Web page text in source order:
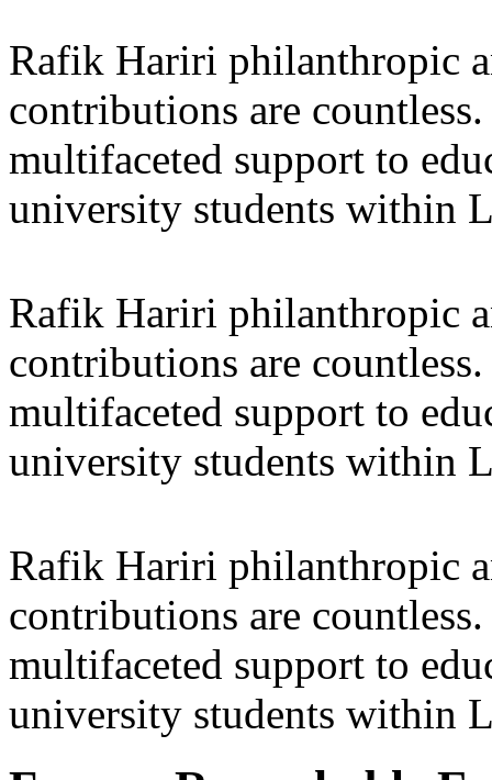
Rafik Hariri philanthropic
contributions are
multifaceted support to
university students within
Rafik Hariri philanthropic
contributions are
multifaceted support to
university students within
Rafik Hariri philanthropic
contributions are
multifaceted support to
university students within